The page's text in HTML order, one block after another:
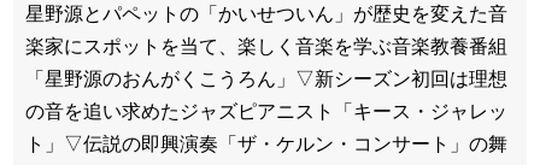
星野源とパペットの「かいせついん」が歴史を変えた音
楽家にスポットを当て、楽しく音楽を学ぶ音楽教養番組
「星野源のおんがくこうろん」▽新シーズン初回は理想
の音を追い求めたジャズピアニスト「キース・ジャレッ
ト」▽伝説の即興演奏「ザ・ケルン・コンサート」の舞